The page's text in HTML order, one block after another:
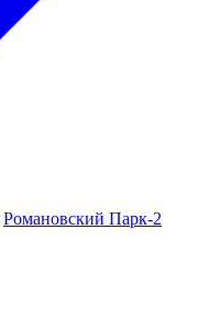
Романовский Парк-2